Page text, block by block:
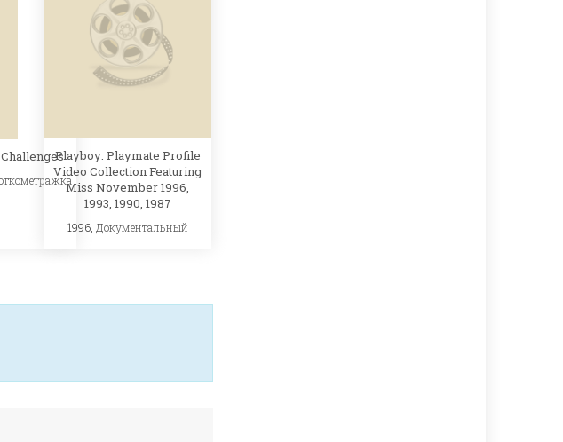
Playboy: Playmate Profile
Video Collection Featuring
Miss November 1996,
1993, 1990, 1987
1996, Документальный